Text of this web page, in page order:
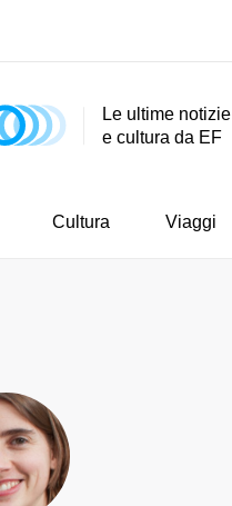
Le ultime
e cultura da EF
Cultura Viaggi